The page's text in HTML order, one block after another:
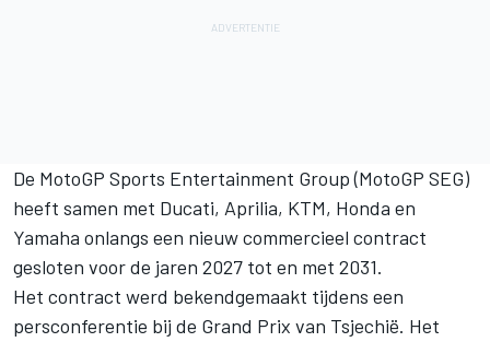
De MotoGP Sports Entertainment Group (MotoGP SEG)
heeft samen met Ducati, Aprilia, KTM, Honda en
Yamaha onlangs een nieuw commercieel contract
gesloten voor de jaren 2027 tot en met 2031.
Het contract werd bekendgemaakt tijdens een
persconferentie bij de Grand Prix van Tsjechië. Het